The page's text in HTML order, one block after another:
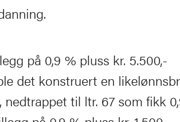
på 0,9 % pluss kr. 5.500,-
det konstruert en
nedtrappet til ltr. 67 som fikk